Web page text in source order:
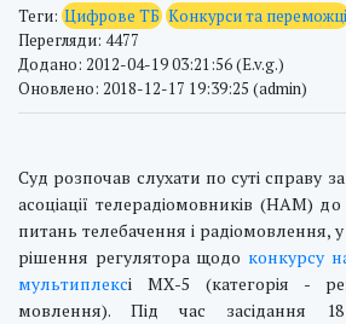
Теги: Цифрове ТБ Конкурси та переможці
Перегляди: 4477
Додано: 2012-04-19 03:21:56 (E.v.g.)
Оновлено: 2018-12-17 19:39:25 (admin)
Суд розпочав слухати по суті справу за
асоціації телерадіомовників (НАМ)
питань телебачення і радіомовлення,
рішення регулятора щодо конкурсу
мультиплексі МХ-5 (категорія -
мовлення). Під час засідання